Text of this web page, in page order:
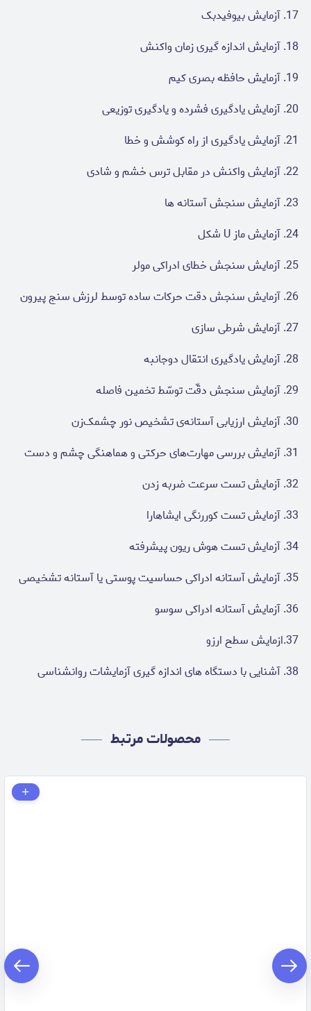
17. آزمایش بیوفیدبک
18. آزمایش اندازه گیری زمان واکنش
19. آزمایش حافظه بصری کیم
20. آزمایش یادگیری فشرده و یادگیری توزیعی
21. آزمایش یادگیری از راه کوشش و خطا
22. آزمایش واکنش در مقابل ترس خشم و شادی
23. آزمایش سنجش آستانه ها
24. آزمایش ماز U شکل
25. آزمایش سنجش خطای ادراکی مولر
26. آزمایش سنجش دقت حرکات ساده توسط لرزش سنج پیرون
27. آزمایش شرطی سازی
28. آزمایش یادگیری انتقال دوجانبه
29. آزمایش سنجش دقّت توسّط تخمین فاصله
30. آزمایش ارزیابی آستانه‌ی تشخیص نور چشمک‌زن
31. آزمایش بررسی مهارت‌های حرکتی و هماهنگی چشم و دست
32. آزمایش تست سرعت ضربه زدن
33. آزمایش تست کوررنگی ایشاهارا
34. آزمایش تست هوش ریون پیشرفته
35. آزمایش آستانه ادراکی حساسیت پوستی یا آستانه تشخیصی
36. آزمایش آستانه ادراکی سوسو
37.ازمایش سطح ارزو
38. آشنایی با دستگاه های اندازه گیری آزمایشات روانشناسی
محصولات مرتبط